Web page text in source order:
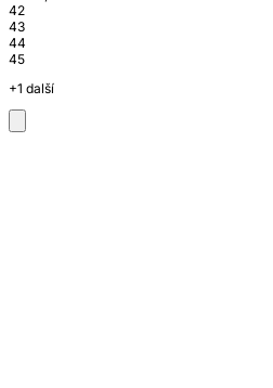
42
43
44
45
+1 další